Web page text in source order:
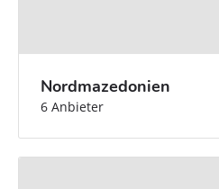
Nordmazedonien
6 Anbieter